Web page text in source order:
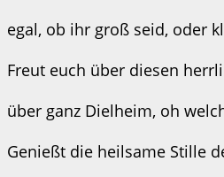
egal, ob ihr groß seid, oder
Freut euch über diesen
über ganz Dielheim, oh
Genießt die heilsame Stille